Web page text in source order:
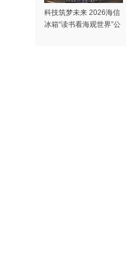
科技筑梦未来 2026海信
冰箱“读书看海观世界”公